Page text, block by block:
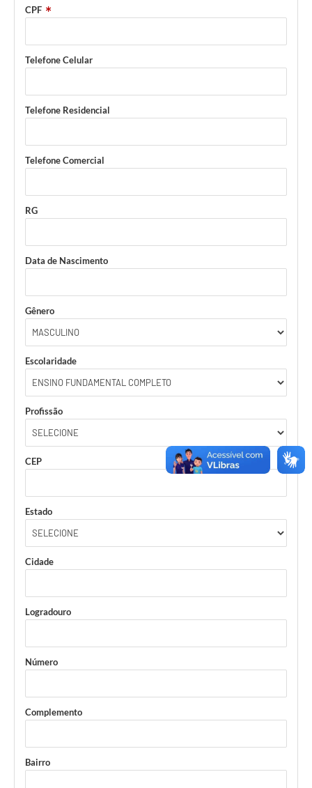
CPF
Telefone Celular
Telefone Residencial
Telefone Comercial
RG
Data de Nascimento
Gênero
Escolaridade
Profissão
CEP
Estado
Cidade
Logradouro
Número
Complemento
Bairro